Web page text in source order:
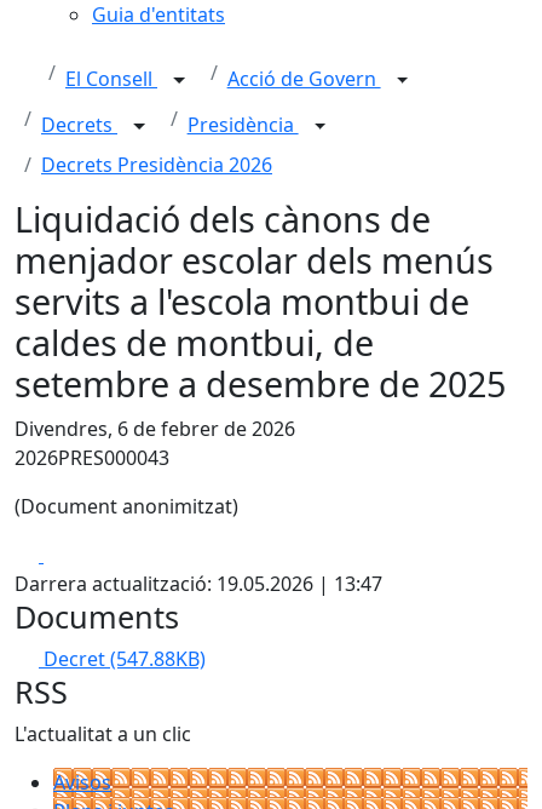
Guia d'entitats
El Consell
Acció de Govern
Decrets
Presidència
Decrets Presidència 2026
Liquidació dels cànons de
menjador escolar dels menús
servits a l'escola montbui de
caldes de montbui, de
setembre a desembre de 2025
Divendres, 6 de febrer de 2026
2026PRES000043
(Document anonimitzat)
Darrera actualització: 19.05.2026 | 13:47
Documents
Decret(547.88KB)
RSS
L'actualitat a un clic
Avisos